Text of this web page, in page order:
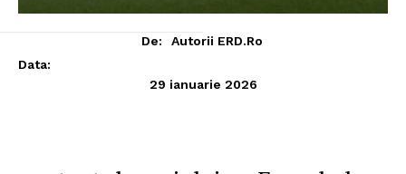
De:
Autorii ERD.ro
Data:
29 ianuarie 2026